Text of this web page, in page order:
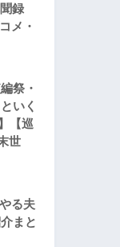
録
メ・
祭・
いく
【巡
世
る夫
まと